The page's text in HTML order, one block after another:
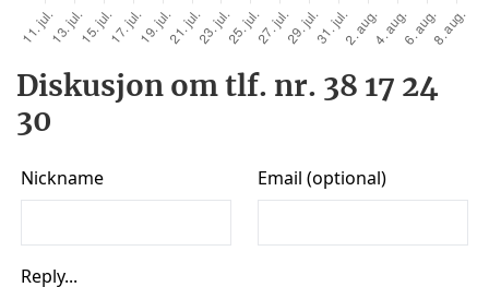
Diskusjon om tlf. nr. 38 17 24
30